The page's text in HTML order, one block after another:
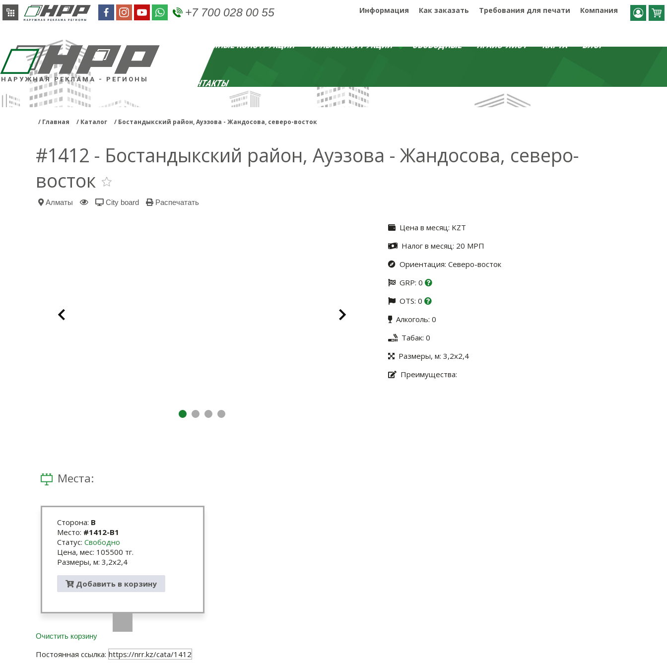
+7 700 028 00 55 Информация Как заказать Требования для печати Компания
НАРУЖНАЯ РЕКЛАМА - РЕГИОНЫ
РЕКЛАМНЫЕ КОНСТРУКЦИИ ТИПЫ КОНСТРУКЦИЙ СВОБОДНЫЕ ПРАЙС-ЛИСТ КАРТА БЛОГ
КОНТАКТЫ
Главная Каталог Бостандыкский район, Ауэзова - Жандосова, северо-восток
#1412 - Бостандыкский район, Ауэзова - Жандосова, северо-
восток
Алматы City board Распечатать
Цена в месяц: KZT
Налог в месяц: 20 МРП
Ориентация: Северо-восток
GRP: 0
OTS: 0
Алкоголь: 0
Табак: 0
Размеры, м: 3,2x2,4
Преимущества:
Места:
Сторона: B
Место: #1412-B1
Статус: Свободно
Цена, мес: 105500 тг.
Размеры, м: 3,2x2,4
Добавить в корзину
Очистить корзину
Постоянная ссылка: https://nrr.kz/cata/1412